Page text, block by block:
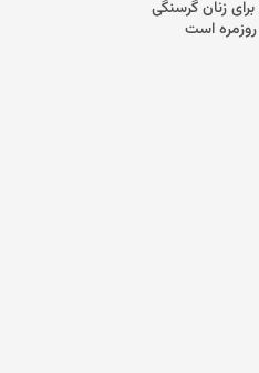
زنان گرسنگی
است